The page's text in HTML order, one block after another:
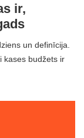
ir,
un definīcija.
kases budžets ir